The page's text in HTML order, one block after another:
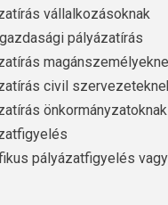
vállalkozásoknak
pályázatírás
civil
önkormányzatoknak
pályázatfigyelés vagy